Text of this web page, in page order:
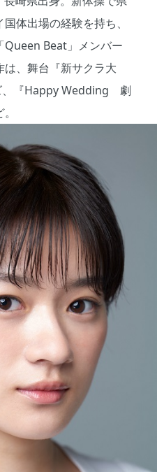
体出場の経験を持ち、
Queen Beat」メンバー
は、舞台『新サクラ大
、『Happy Wedding 劇